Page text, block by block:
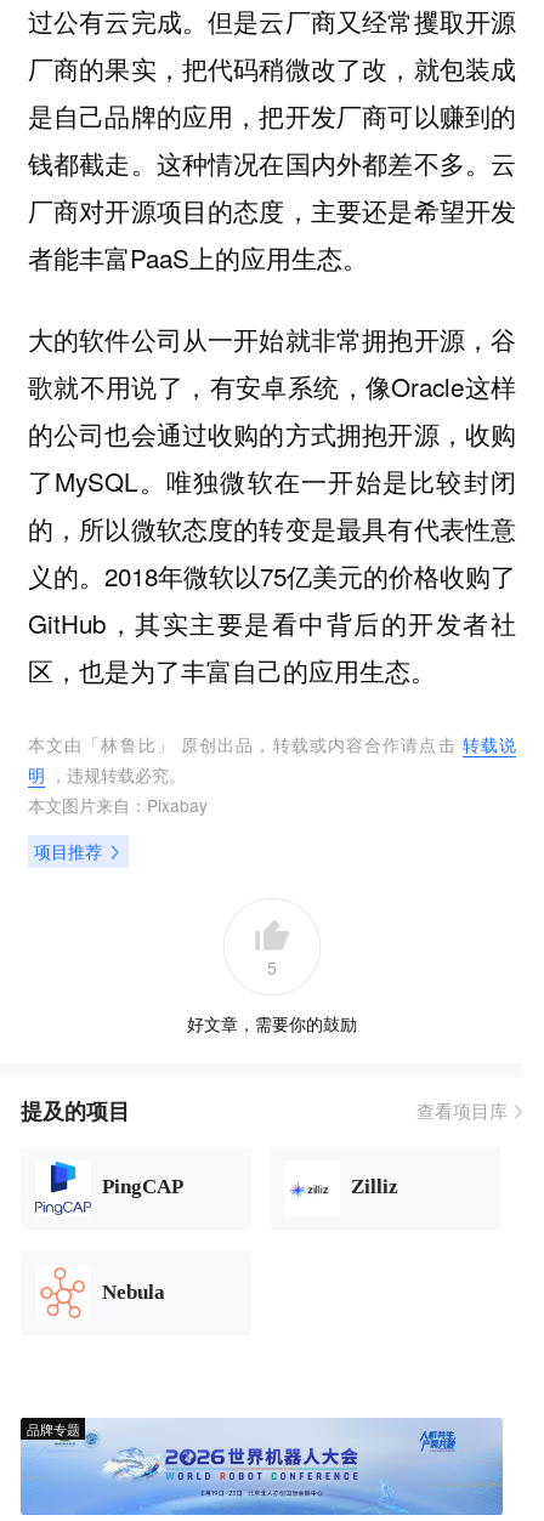
过公有云完成。但是云厂商又经常攫取开源
厂商的果实，把代码稍微改了改，就包装成
是自己品牌的应用，把开发厂商可以赚到的
钱都截走。这种情况在国内外都差不多。云
厂商对开源项目的态度，主要还是希望开发
者能丰富PaaS上的应用生态。
大的软件公司从一开始就非常拥抱开源，谷
歌就不用说了，有安卓系统，像Oracle这样
的公司也会通过收购的方式拥抱开源，收购
了MySQL。 唯独微软在一开始是比较封闭
的，所以微软态度的转变是最具有代表性意
义的。 2018年微软以75亿美元的价格收购了
GitHub，其实主要是看中背后的开发者社
区，也是为了丰富自己的应用生态。
本文由「林鲁比 」 原创出品，转载或内容合作请点击 转载说
明 ，违规转载必究。
本文图片来自： Pixabay
项目推荐
5
好文章，需要你的鼓励
提及的项目 查看项目库
PingCAP Zilliz
Nebula
品牌专题